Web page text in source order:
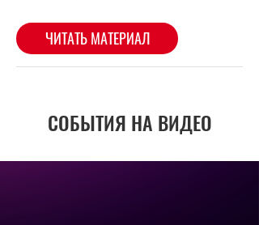
ЧИТАТЬ МАТЕРИАЛ
СОБЫТИЯ НА ВИДЕО